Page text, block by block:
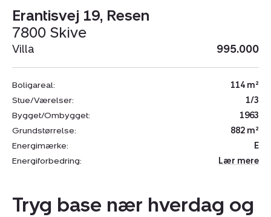
Erantisvej 19, Resen
7800 Skive
Villa 995.000
Boligareal:
114 m²
Stue/Værelser:
1/3
Bygget/Ombygget:
1963
Grundstørrelse:
882 m²
Energimærke:
E
Energiforbedring:
Lær mere
Tryg base nær hverdag og